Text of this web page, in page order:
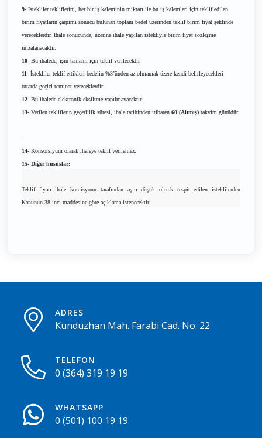
9- İstekliler tekliflerini, her bir iş kaleminin miktarı ile bu iş kalemleri için teklif edilen
birim fiyatların çarpımı sonucu bulunan toplam bedel üzerinden teklif birim fiyat şeklinde
vereceklerdir. İhale sonucunda, üzerine ihale yapılan istekliyle birim fiyat sözleşme
imzalanacaktır.
10- Bu ihalede, işin tamamı için teklif verilecektir.
11- İstekliler teklif ettikleri bedelin %3’ünden az olmamak üzere kendi belirleyecekleri
tutarda geçici teminat vereceklerdir.
12- Bu ihalede elektronik eksiltme yapılmayacaktır.
13- Verilen tekliflerin geçerlilik süresi, ihale tarihinden itibaren 60 (Altmış) takvim günüdür.
14- Konsorsiyum olarak ihaleye teklif verilemez.
15- Diğer hususlar:
Teklif fiyatı ihale komisyonu tarafından aşırı düşük olarak tespit edilen isteklilerden
Kanunun 38 inci maddesine göre açıklama istenecektir.
ADRES
Kunduzhan Mah. Farabi Cad. No: 22
TELEFON
0 (364) 319 19 19
WHATSAPP
0 (501) 100 19 19